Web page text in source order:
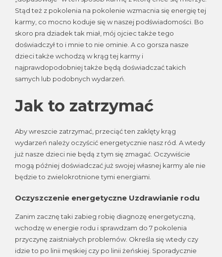
Stąd też z pokolenia na pokolenie wzmacnia się energię tej
karmy, co mocno koduje się w naszej podświadomości. Bo
skoro pra dziadek tak miał, mój ojciec także tego
doświadczył to i mnie to nie ominie. A co gorsza nasze
dzieci także wchodzą w krąg tej karmy i
najprawdopodobniej także będą doświadczać takich
samych lub podobnych wydarzeń.
Jak to zatrzymać
Aby wreszcie zatrzymać, przeciąć ten zaklęty krąg
wydarzeń należy oczyścić energetycznie nasz ród. A wtedy
już nasze dzieci nie będą z tym się zmagać. Oczywiście
mogą później doświadczać już swojej własnej karmy ale nie
będzie to zwielokrotnione tymi energiami.
Oczyszczenie energetyczne Uzdrawianie rodu
Zanim zacznę taki zabieg robię diagnozę energetyczną,
wchodzę w energie rodu i sprawdzam do 7 pokolenia
przyczynę zaistniałych problemów. Określa się wtedy czy
idzie to po linii męskiej czy po linii żeńskiej. Sporadycznie